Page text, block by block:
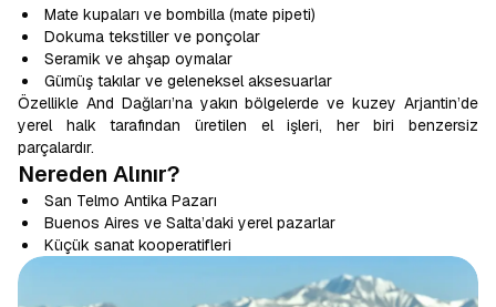
Mate kupaları ve bombilla (mate pipeti)
Dokuma tekstiller ve ponçolar
Seramik ve ahşap oymalar
Gümüş takılar ve geleneksel aksesuarlar
Özellikle And Dağları’na yakın bölgelerde ve kuzey Arjantin’de
yerel halk tarafından üretilen el işleri, her biri benzersiz
parçalardır.
Nereden Alınır?
San Telmo Antika Pazarı
Buenos Aires ve Salta’daki yerel pazarlar
Küçük sanat kooperatifleri